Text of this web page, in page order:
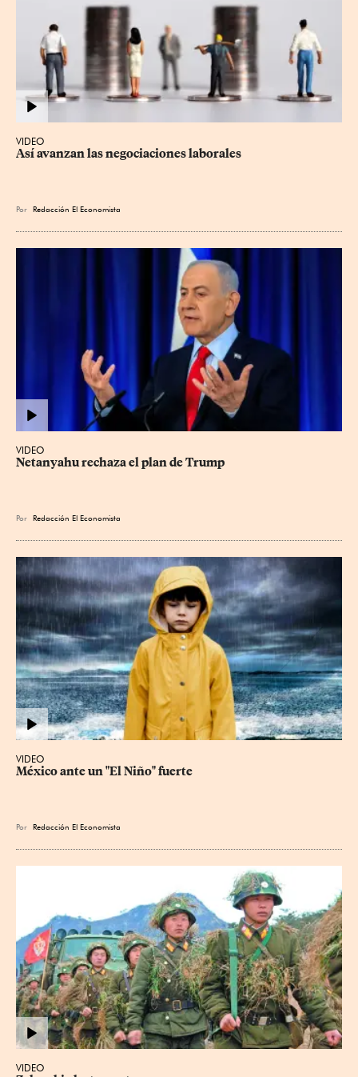
VIDEO
Así avanzan las negociaciones laborales
Por Redacción El Economista
VIDEO
Netanyahu rechaza el plan de Trump
Por Redacción El Economista
VIDEO
México ante un "El Niño" fuerte
Por Redacción El Economista
VIDEO